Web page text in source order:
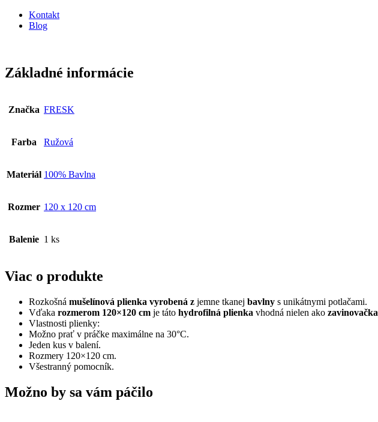
Kontakt
Blog
Základné informácie
Značka FRESK
Farba Ružová
Materiál 100% Bavlna
Rozmer 120 x 120 cm
Balenie 1 ks
Viac o produkte
Rozkošná mušelínová plienka vyrobená z jemne tkanej bavlny s unikátnymi potlačami.
Vďaka rozmerom 120×120 cm je táto hydrofilná plienka vhodná nielen ako zavinovačka
Vlastnosti plienky:
Možno prať v práčke maximálne na 30°C.
Jeden kus v balení.
Rozmery 120×120 cm.
Všestranný pomocník.
Možno by sa vám páčilo